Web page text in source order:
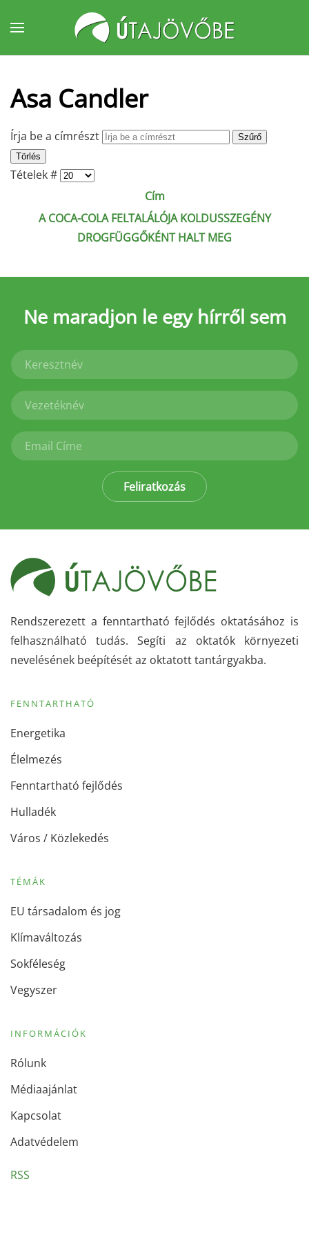
Fő tartalom átugrása
Asa Candler
Írja be a címrészt
Szűrő
Törlés
Tételek #
Cím
A COCA-COLA FELTALÁLÓJA KOLDUSSZEGÉNY
DROGFÜGGŐKÉNT HALT MEG
Ne maradjon le egy hírről sem
Feliratkozás
Rendszerezett a fenntartható fejlődés oktatásához is
felhasználható tudás. Segíti az oktatók környezeti
nevelésének beépítését az oktatott tantárgyakba.
FENNTARTHATÓ
Energetika
Élelmezés
Fenntartható fejlődés
Hulladék
Város / Közlekedés
TÉMÁK
EU társadalom és jog
Klímaváltozás
Sokféleség
Vegyszer
INFORMÁCIÓK
Rólunk
Médiaajánlat
Kapcsolat
Adatvédelem
RSS